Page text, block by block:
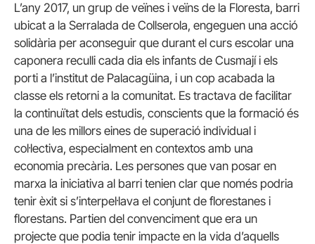
L’any 2017, un grup de veïnes i veïns de la Floresta, barri
ubicat a la Serralada de Collserola, engeguen una acció
solidària per aconseguir que durant el curs escolar una
caponera reculli cada dia els infants de Cusmají i els
porti a l’institut de Palacagüina, i un cop acabada la
classe els retorni a la comunitat. Es tractava de facilitar
la continuïtat dels estudis, conscients que la formació és
una de les millors eines de superació individual i
col·lectiva, especialment en contextos amb una
economia precària. Les persones que van posar en
marxa la iniciativa al barri tenien clar que només podria
tenir èxit si s’interpel·lava el conjunt de florestanes i
florestans. Partien del convenciment que era un
projecte que podia tenir impacte en la vida d’aquells